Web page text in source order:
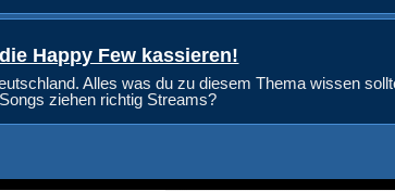
Happy Few kassieren!
Alles was du zu diesem Thema wissen
ziehen richtig Streams?